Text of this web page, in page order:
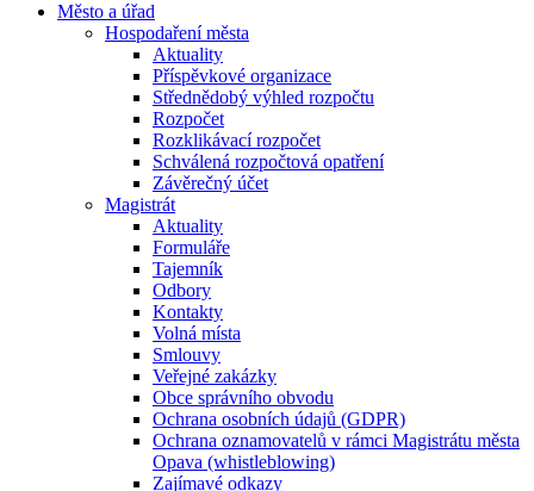
Město a úřad
Hospodaření města
Aktuality
Příspěvkové organizace
Střednědobý výhled rozpočtu
Rozpočet
Rozklikávací rozpočet
Schválená rozpočtová opatření
Závěrečný účet
Magistrát
Aktuality
Formuláře
Tajemník
Odbory
Kontakty
Volná místa
Smlouvy
Veřejné zakázky
Obce správního obvodu
Ochrana osobních údajů (GDPR)
Ochrana oznamovatelů v rámci Magistrátu města
Opava (whistleblowing)
Zajímavé odkazy